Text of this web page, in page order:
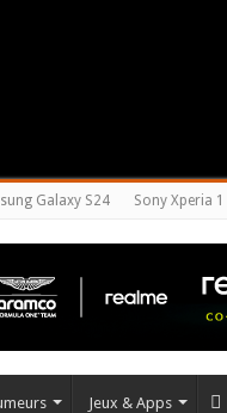
Galaxy S24 Sony Xperia 1
Jeux & Apps